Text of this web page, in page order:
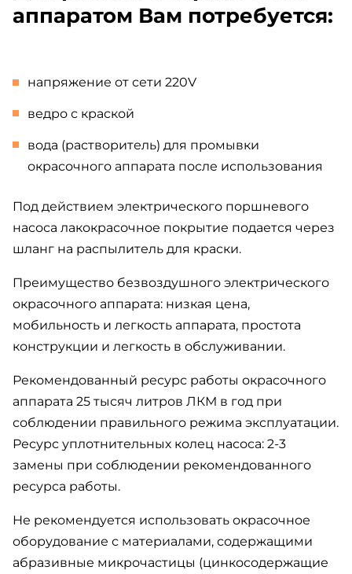
аппаратом Вам потребуется:
напряжение от сети 220V
ведро с краской
вода (растворитель) для промывки
окрасочного аппарата после использования
Под действием электрического поршневого
насоса лакокрасочное покрытие подается через
шланг на распылитель для краски.
Преимущество безвоздушного электрического
окрасочного аппарата: низкая цена,
мобильность и легкость аппарата, простота
конструкции и легкость в обслуживании.
Рекомендованный ресурс работы окрасочного
аппарата 25 тысяч литров ЛКМ в год при
соблюдении правильного режима эксплуатации.
Ресурс уплотнительных колец насоса: 2-3
замены при соблюдении рекомендованного
ресурса работы.
Не рекомендуется использовать окрасочное
оборудование с материалами, содержащими
абразивные микрочастицы (цинкосодержащие